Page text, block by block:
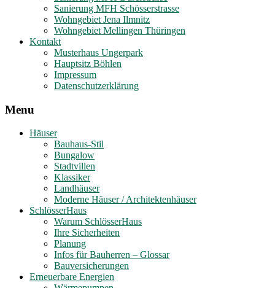
Sanierung MFH Schösserstrasse
Wohngebiet Jena Ilmnitz
Wohngebiet Mellingen Thüringen
Kontakt
Musterhaus Ungerpark
Hauptsitz Böhlen
Impressum
Datenschutzerklärung
Menu
Häuser
Bauhaus-Stil
Bungalow
Stadtvillen
Klassiker
Landhäuser
Moderne Häuser / Architektenhäuser
SchlösserHaus
Warum SchlösserHaus
Ihre Sicherheiten
Planung
Infos für Bauherren – Glossar
Bauversicherungen
Erneuerbare Energien